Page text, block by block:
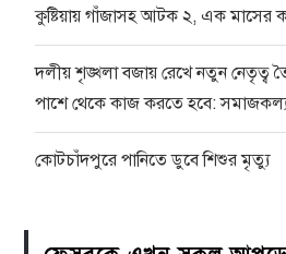
কুষ্টিয়ায় গাঁজাসহ আটক ২, এক মাসের
দলীয় শৃঙ্খলা বজায় রেখে নতুন নেতৃত্ব
পাশে থেকে কাজ করতে হবে:
কোটচাঁদপুরে পানিতে ডুবে শিশুর মৃত্যু